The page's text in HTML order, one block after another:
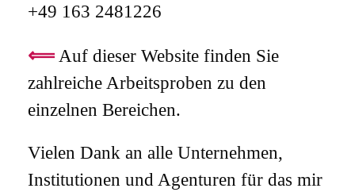
+49 163 2481226
⟸ Auf dieser Website finden Sie
zahlreiche Arbeitsproben zu den
einzelnen Bereichen.
Vielen Dank an alle Unternehmen,
Institutionen und Agenturen für das mir